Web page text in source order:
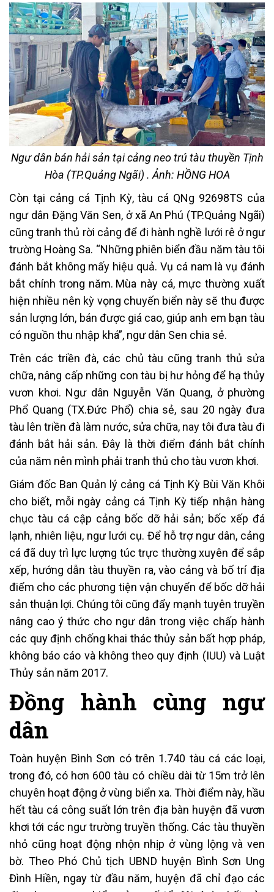
Ngư dân bán hải sản tại cảng neo trú tàu thuyền Tịnh
Hòa (TP.Quảng Ngãi) . Ảnh: HỒNG HOA
Còn tại cảng cá Tịnh Kỳ, tàu cá QNg 92698TS của
ngư dân Đặng Văn Sen, ở xã An Phú (TP.Quảng Ngãi)
cũng tranh thủ rời cảng để đi hành nghề lưới rê ở ngư
trường Hoàng Sa. “Những phiên biển đầu năm tàu tôi
đánh bắt không mấy hiệu quả. Vụ cá nam là vụ đánh
bắt chính trong năm. Mùa này cá, mực thường xuất
hiện nhiều nên kỳ vọng chuyến biển này sẽ thu được
sản lượng lớn, bán được giá cao, giúp anh em bạn tàu
có nguồn thu nhập khá”, ngư dân Sen chia sẻ.
Trên các triền đà, các chủ tàu cũng tranh thủ sửa
chữa, nâng cấp những con tàu bị hư hỏng để hạ thủy
vươn khơi. Ngư dân Nguyễn Văn Quang, ở phường
Phổ Quang (TX.Đức Phổ) chia sẻ, sau 20 ngày đưa
tàu lên triền đà làm nước, sửa chữa, nay tôi đưa tàu đi
đánh bắt hải sản. Đây là thời điểm đánh bắt chính
của năm nên mình phải tranh thủ cho tàu vươn khơi.
Giám đốc Ban Quản lý cảng cá Tịnh Kỳ Bùi Văn Khôi
cho biết, mỗi ngày cảng cá Tịnh Kỳ tiếp nhận hàng
chục tàu cá cập cảng bốc dỡ hải sản; bốc xếp đá
lạnh, nhiên liệu, ngư lưới cụ. Để hỗ trợ ngư dân, cảng
cá đã duy trì lực lượng túc trực thường xuyên để sắp
xếp, hướng dẫn tàu thuyền ra, vào cảng và bố trí địa
điểm cho các phương tiện vận chuyển để bốc dỡ hải
sản thuận lợi. Chúng tôi cũng đẩy mạnh tuyên truyền
nâng cao ý thức cho ngư dân trong việc chấp hành
các quy định chống khai thác thủy sản bất hợp pháp,
không báo cáo và không theo quy định (IUU) và Luật
Thủy sản năm 2017.
Đồng hành cùng ngư
dân
Toàn huyện Bình Sơn có trên 1.740 tàu cá các loại,
trong đó, có hơn 600 tàu có chiều dài từ 15m trở lên
chuyên hoạt động ở vùng biển xa. Thời điểm này, hầu
hết tàu cá công suất lớn trên địa bàn huyện đã vươn
khơi tới các ngư trường truyền thống. Các tàu thuyền
nhỏ cũng hoạt động nhộn nhịp ở vùng lộng và ven
bờ. Theo Phó Chủ tịch UBND huyện Bình Sơn Ung
Đình Hiền, ngay từ đầu năm, huyện đã chỉ đạo các